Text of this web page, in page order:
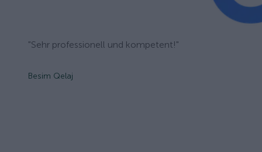
"Sehr professionell und kompetent!"
Besim Qelaj